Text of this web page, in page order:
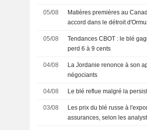
05/08
Matières premières au
accord dans le détroit
05/08
Tendances CBOT : le blé
perd 6 à 9 cents
04/08
La Jordanie renonce à son
négociants
04/08 Le blé reflue malgré la
03/08
Les prix du blé russe à
assurances, selon les